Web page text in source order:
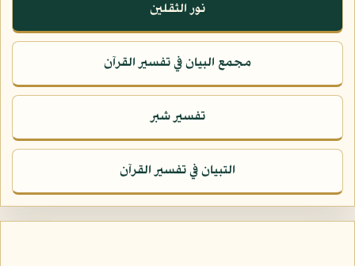
نور الثقلين
مجمع البيان في تفسير القرآن
تفسير شبر
التبيان في تفسير القرآن